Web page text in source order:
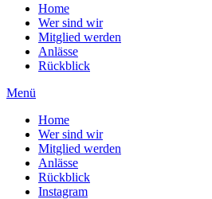
Home
Wer sind wir
Mitglied werden
Anlässe
Rückblick
Menü
Home
Wer sind wir
Mitglied werden
Anlässe
Rückblick
Instagram